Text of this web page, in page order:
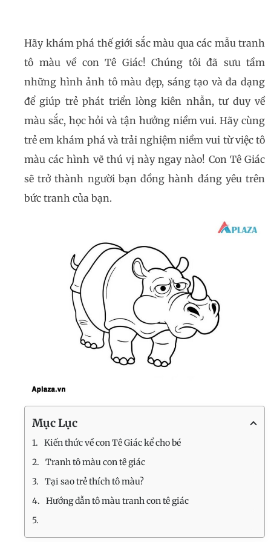
Hãy khám phá thế giới sắc màu qua các mẫu tranh
tô màu về con Tê Giác! Chúng tôi đã sưu tầm
những hình ảnh tô màu đẹp, sáng tạo và đa dạng
để giúp trẻ phát triển lòng kiên nhẫn, tư duy về
màu sắc, học hỏi và tận hưởng niềm vui. Hãy cùng
trẻ em khám phá và trải nghiệm niềm vui từ việc tô
màu các hình vẽ thú vị này ngay nào! Con Tê Giác
sẽ trở thành người bạn đồng hành đáng yêu trên
bức tranh của bạn.
Mục Lục
Kiến thức về con Tê Giác kể cho bé
Tranh tô màu con tê giác
Tại sao trẻ thích tô màu?
Hướng dẫn tô màu tranh con tê giác